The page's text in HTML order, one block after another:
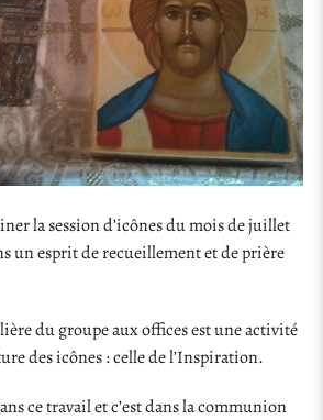
la session d’icônes du mois de juillet
un esprit de recueillement et de prière
du groupe aux offices est une activité
des icônes : celle de l’Inspiration.
ce travail et c’est dans la communion